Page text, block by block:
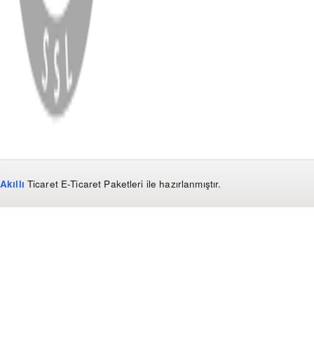
WhatsApp Facebook
Copyright
2026 Dükkan Hifi
Akıllı Ticaret E-Ticaret Paketleri ile hazırlanmıştır.